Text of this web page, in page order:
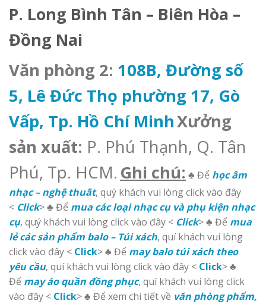
P. Long Bình Tân – Biên Hòa –
Đồng Nai
Văn phòng 2: 108B, Đường số
5, Lê Đức Thọ phường 17, Gò
Vấp, Tp. Hồ Chí MinhXưởng
sản xuất: P. Phú Thạnh, Q. Tân
Phú, Tp. HCM. Ghi chú: ♣ Để học âm
nhạc – nghệ thuât, quý khách vui lòng click vào đây
< Click> ♣ Để mua các loại nhạc cụ và phụ kiện nhạc
cụ, quý khách vui lòng click vào đây < Click> ♣ Để mua
lẻ các sản phẩm balo – Túi xách, quí khách vui lòng
click vào đây < Click> ♣ Để may balo túi xách theo
yêu cầu, quí khách vui lòng click vào đây < Click> ♣
Để may áo quần đồng phục, quí khách vui lòng click
vào đây < Click> ♣ Để xem chi tiết về văn phòng phẩm,